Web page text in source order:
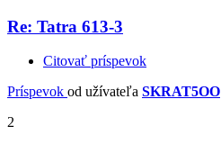
Re: Tatra 613-3
Citovať príspevok
Príspevok od užívateľa SKRAT5OO
2